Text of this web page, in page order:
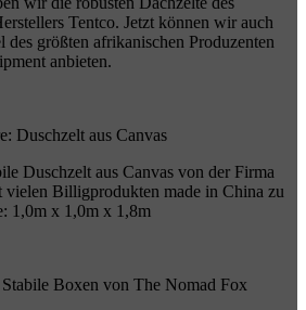
Tentco. Jetzt können wir auch
des größten afrikanischen Produzenten
anbieten.
Duschzelt aus Canvas
Duschzelt aus Canvas von der Firma
vielen Billigprodukten made in China zu
1,0m x 1,0m x 1,8m
Boxen von The Nomad Fox